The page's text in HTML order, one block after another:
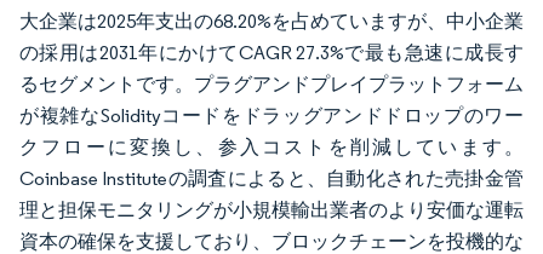
大企業は2025年支出の68.20%を占めていますが、中小企業
の採用は2031年にかけてCAGR 27.3%で最も急速に成長す
るセグメントです。プラグアンドプレイプラットフォーム
が複雑なSolidityコードをドラッグアンドドロップのワー
クフローに変換し、参入コストを削減しています。
Coinbase Instituteの調査によると、自動化された売掛金管
理と担保モニタリングが小規模輸出業者のより安価な運転
資本の確保を支援しており、ブロックチェーンを投機的な